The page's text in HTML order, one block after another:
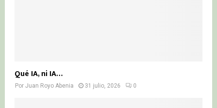
Qué IA, ni IA…
Por Juan Royo Abenia 31 julio, 2026 0